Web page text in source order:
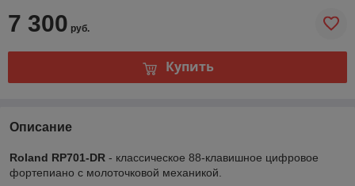
7 300 руб.
Купить
Описание
Roland RP701-DR - классическое 88-клавишное цифровое
фортепиано с молоточковой механикой.